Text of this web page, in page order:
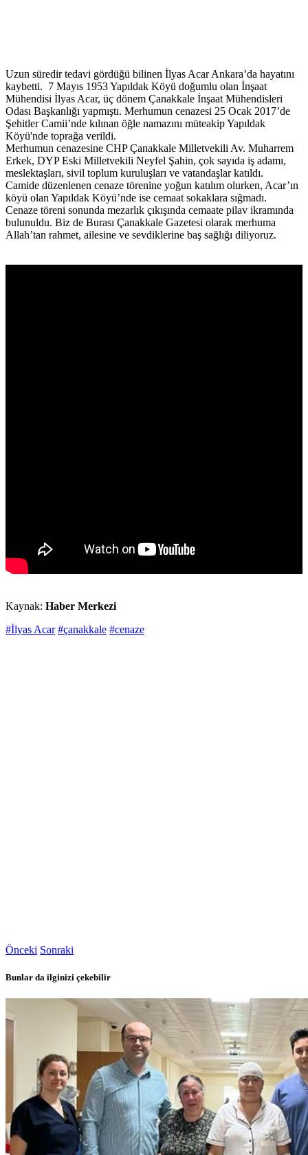
Uzun süredir tedavi gördüğü bilinen İlyas Acar Ankara’da hayatını
kaybetti. 7 Mayıs 1953 Yapıldak Köyü doğumlu olan İnşaat
Mühendisi İlyas Acar, üç dönem Çanakkale İnşaat Mühendisleri
Odası Başkanlığı yapmıştı. Merhumun cenazesi 25 Ocak 2017’de
Şehitler Camii’nde kılınan öğle namazını müteakip Yapıldak
Köyü'nde toprağa verildi.
Merhumun cenazesine CHP Çanakkale Milletvekili Av. Muharrem
Erkek, DYP Eski Milletvekili Neyfel Şahin, çok sayıda iş adamı,
meslektaşları, sivil toplum kuruluşları ve vatandaşlar katıldı.
Camide düzenlenen cenaze törenine yoğun katılım olurken, Acar’ın
köyü olan Yapıldak Köyü’nde ise cemaat sokaklara sığmadı.
Cenaze töreni sonunda mezarlık çıkışında cemaate pilav ikramında
bulunuldu. Biz de Burası Çanakkale Gazetesi olarak merhuma
Allah’tan rahmet, ailesine ve sevdiklerine baş sağlığı diliyoruz.
Kaynak: Haber Merkezi
#İlyas Acar #çanakkale #cenaze
Önceki Sonraki
Bunlar da ilginizi çekebilir